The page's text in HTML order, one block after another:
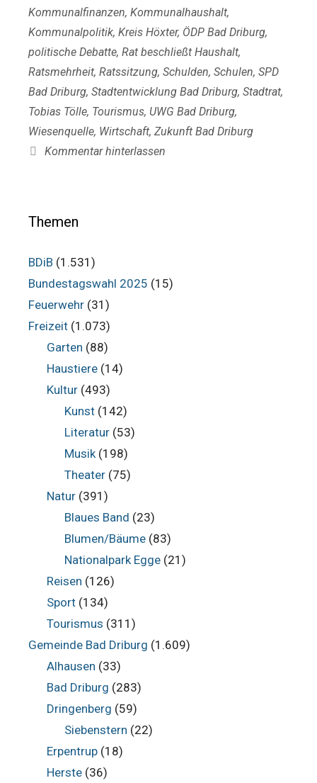
Kommunalfinanzen, Kommunalhaushalt,
Kommunalpolitik, Kreis Höxter, ÖDP Bad Driburg,
politische Debatte, Rat beschließt Haushalt,
Ratsmehrheit, Ratssitzung, Schulden, Schulen, SPD
Bad Driburg, Stadtentwicklung Bad Driburg, Stadtrat,
Tobias Tölle, Tourismus, UWG Bad Driburg,
Wiesenquelle, Wirtschaft, Zukunft Bad Driburg
Kommentar hinterlassen
Themen
BDiB (1.531)
Bundestagswahl 2025 (15)
Feuerwehr (31)
Freizeit (1.073)
Garten (88)
Haustiere(14)
Kultur(493)
Kunst (142)
Literatur (53)
Musik(198)
Theater (75)
Natur(391)
Blaues Band (23)
Blumen/Bäume (83)
Nationalpark Egge (21)
Reisen (126)
Sport(134)
Tourismus (311)
Gemeinde Bad Driburg (1.609)
Alhausen (33)
Bad Driburg (283)
Dringenberg (59)
Siebenstern (22)
Erpentrup(18)
Herste(36)